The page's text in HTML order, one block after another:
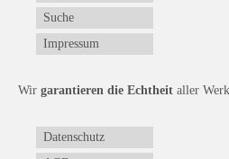
Suche
Impressum
Wir garantieren die Echtheit aller
Datenschutz